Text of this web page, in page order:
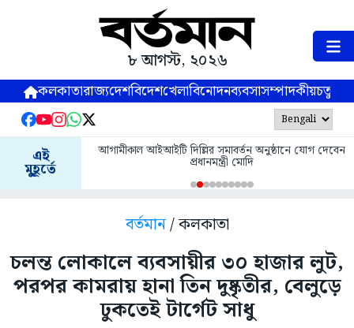
৮ আগস্ট, ২০২৬
কলকাতারাজ্যদেশবিদেশখেলাবিনোদনব্যবসাসম্পাদকীয়
এই
মুহূর্তে
আগামীকাল আইআইটি দিল্লির সমাবর্তন অনুষ্ঠানে যোগ দেবেন
প্রধানমন্ত্রী মোদি
বর্তমান/ কলকাতা
চলন্ত লোকালে ব্যবসায়ীর ৩০ হাজার লুট,
পরপর কামরায় হানা তিন দুষ্কৃতীর, বেলুড়ে
ঢুকতেই টার্গেট সাধু